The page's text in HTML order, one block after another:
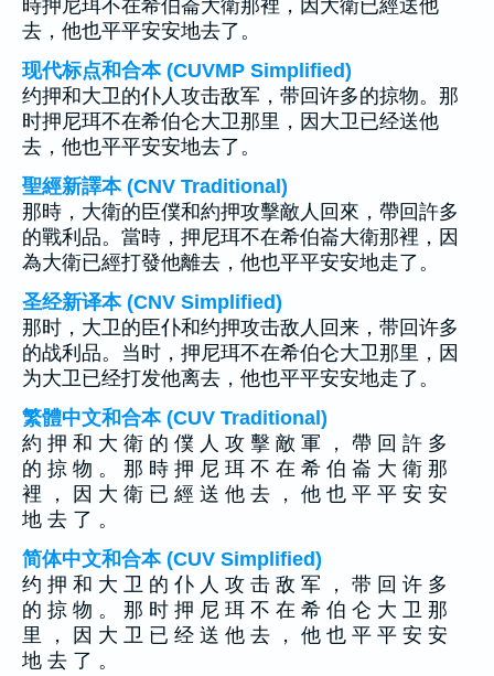
時押尼珥不在希伯崙大衛那裡，因大衛已經送他
去，他也平平安安地去了。
现代标点和合本 (CUVMP Simplified)
约押和大卫的仆人攻击敌军，带回许多的掠物。那
时押尼珥不在希伯仑大卫那里，因大卫已经送他
去，他也平平安安地去了。
聖經新譯本 (CNV Traditional)
那時，大衛的臣僕和約押攻擊敵人回來，帶回許多
的戰利品。當時，押尼珥不在希伯崙大衛那裡，因
為大衛已經打發他離去，他也平平安安地走了。
圣经新译本 (CNV Simplified)
那时，大卫的臣仆和约押攻击敌人回来，带回许多
的战利品。当时，押尼珥不在希伯仑大卫那里，因
为大卫已经打发他离去，他也平平安安地走了。
繁體中文和合本 (CUV Traditional)
約 押 和 大 衛 的 僕 人 攻 擊 敵 軍 ， 帶 回 許 多
的 掠 物 。 那 時 押 尼 珥 不 在 希 伯 崙 大 衛 那
裡 ， 因 大 衛 已 經 送 他 去 ， 他 也 平 平 安 安
地 去 了 。
简体中文和合本 (CUV Simplified)
约 押 和 大 卫 的 仆 人 攻 击 敌 军 ， 带 回 许 多
的 掠 物 。 那 时 押 尼 珥 不 在 希 伯 仑 大 卫 那
里 ， 因 大 卫 已 经 送 他 去 ， 他 也 平 平 安 安
地 去 了 。